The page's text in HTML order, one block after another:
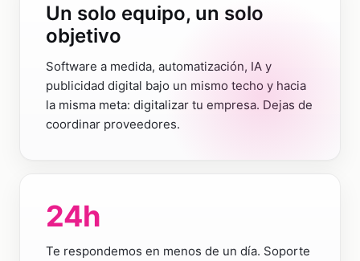
Un solo equipo, un solo
objetivo
Software a medida, automatización, IA y
publicidad digital bajo un mismo techo y hacia
la misma meta: digitalizar tu empresa. Dejas de
coordinar proveedores.
24h
Te respondemos en menos de un día. Soporte